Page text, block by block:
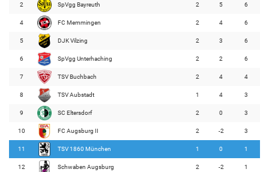
2 SpVgg Bayreuth 2 5 6
4 FC Memmingen 2 4 6
5 DJK Vilzing 2 3 6
6 SpVgg Unterhaching 2 2 6
7 TSV Buchbach 2 4 4
8 TSV Aubstadt 1 4 3
9 SC Eltersdorf 2 0 3
10 FC Augsburg II 2 -2 3
11 TSV 1860 München 1 0 1
12 Schwaben Augsburg 2 -2 1